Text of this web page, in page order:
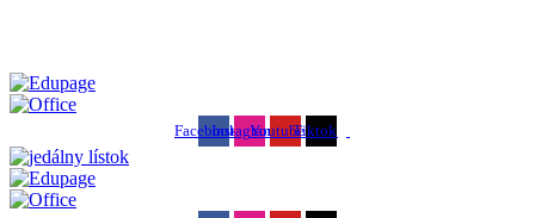
FacebookInstagramYoutubeTiktok